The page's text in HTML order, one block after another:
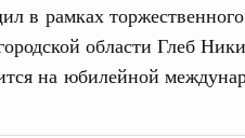
в рамках
области Глеб
на юбилейной
6 августа, четверг
промышленной политики
заседание